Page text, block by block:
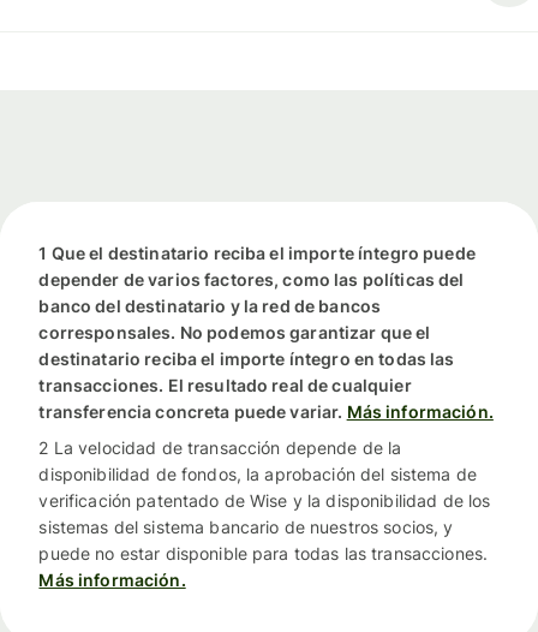
1 Que el destinatario reciba el importe íntegro puede
depender de varios factores, como las políticas del
banco del destinatario y la red de bancos
corresponsales. No podemos garantizar que el
destinatario reciba el importe íntegro en todas las
transacciones. El resultado real de cualquier
transferencia concreta puede variar. Más información.
2 La velocidad de transacción depende de la
disponibilidad de fondos, la aprobación del sistema de
verificación patentado de Wise y la disponibilidad de los
sistemas del sistema bancario de nuestros socios, y
puede no estar disponible para todas las transacciones.
Más información.